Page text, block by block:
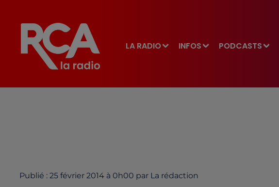
LA RADIO INFOS PODCASTS
Publié : 25 février 2014 à 0h00 par La rédaction